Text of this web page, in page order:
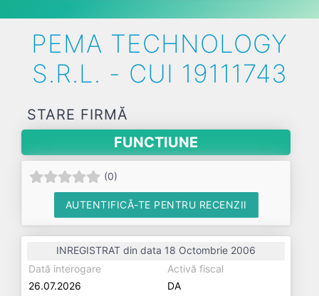
PEMA TECHNOLOGY
S.R.L. - CUI 19111743
STARE FIRMĂ
FUNCTIUNE
(0)
AUTENTIFICĂ-TE PENTRU RECENZII
INREGISTRAT din data 18 Octombrie 2006
Dată interogare
26.07.2026
Activă fiscal
DA